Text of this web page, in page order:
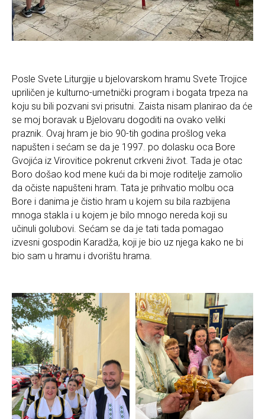
Posle Svete Liturgije u bjelovarskom hramu Svete Trojice
upriličen je kulturno-umetnički program i bogata trpeza na
koju su bili pozvani svi prisutni. Zaista nisam planirao da će
se moj boravak u Bjelovaru dogoditi na ovako veliki
praznik. Ovaj hram je bio 90-tih godina prošlog veka
napušten i sećam se da je 1997. po dolasku oca Bore
Gvojića iz Virovitice pokrenut crkveni život. Tada je otac
Boro došao kod mene kući da bi moje roditelje zamolio
da očiste napušteni hram. Tata je prihvatio molbu oca
Bore i danima je čistio hram u kojem su bila razbijena
mnoga stakla i u kojem je bilo mnogo nereda koji su
učinuli golubovi. Sećam se da je tati tada pomagao
izvesni gospodin Karadža, koji je bio uz njega kako ne bi
bio sam u hramu i dvorištu hrama.